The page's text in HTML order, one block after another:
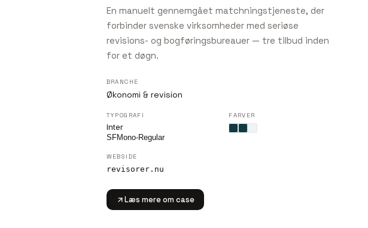
En manuelt gennemgået matchningstjeneste, der
forbinder svenske virksomheder med seriøse
revisions- og bogføringsbureauer — tre tilbud inden
for et døgn.
BRANCHE
Økonomi & revision
TYPOGRAFI
Inter
SFMono-Regular
FARVER
WEBSIDE
revisorer.nu
Læs mere om case